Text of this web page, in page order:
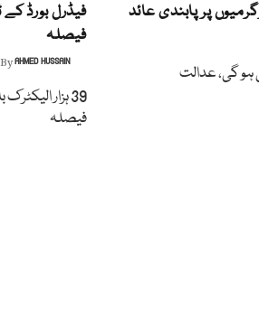
پر پابندی عائد
ہو گی، عدالت
فیصلہ
ByAHMED HUSSAIN
فیصلہ